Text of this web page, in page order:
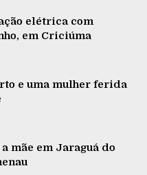
elétrica com
em Criciúma
e uma mulher ferida
mãe em Jaraguá do